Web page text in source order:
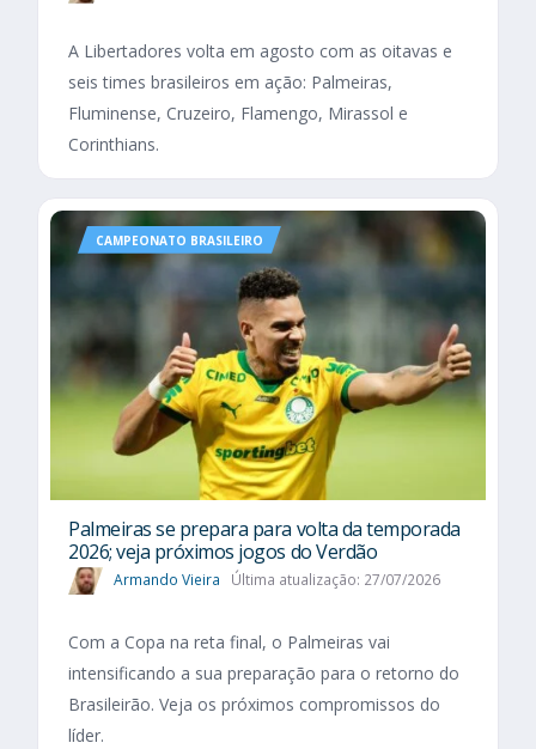
A Libertadores volta em agosto com as oitavas e
seis times brasileiros em ação: Palmeiras,
Fluminense, Cruzeiro, Flamengo, Mirassol e
Corinthians.
CAMPEONATO BRASILEIRO
Palmeiras se prepara para volta da temporada
2026; veja próximos jogos do Verdão
Armando Vieira Última atualização: 27/07/2026
Com a Copa na reta final, o Palmeiras vai
intensificando a sua preparação para o retorno do
Brasileirão. Veja os próximos compromissos do
líder.